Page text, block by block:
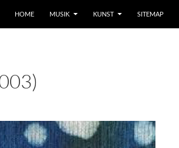
HOME MUSIK KUNST SITEMAP